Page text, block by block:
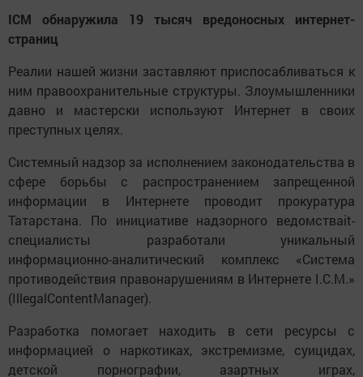
ICM обнаружила 19 тысяч вредоносных интернет-
страниц
Реалии нашей жизни заставляют приспосабливаться к
ним правоохранительные структуры. Злоумышленники
давно и мастерски используют Интернет в своих
преступных целях.
Системный надзор за исполнением законодательства в
сфере борьбы с распространением запрещенной
информации в Интернете проводит прокуратура
Татарстана. По инициативе надзорного ведомстваit-
специалисты разработали уникальный
информационно-аналитический комплекс «Система
противодействия правонарушениям в Интернете I.C.M.»
(IllegalContentManager).
Разработка помогает находить в сети ресурсы с
информацией о наркотиках, экстремизме, суицидах,
детской порнографии, азартных играх,